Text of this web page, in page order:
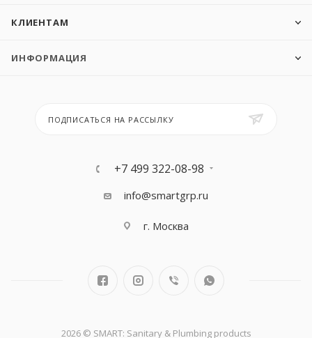
КЛИЕНТАМ
ИНФОРМАЦИЯ
ПОДПИСАТЬСЯ НА РАССЫЛКУ
+7 499 322-08-98
info@smartgrp.ru
г. Москва
2026 © SMART: Sanitary & Plumbing products